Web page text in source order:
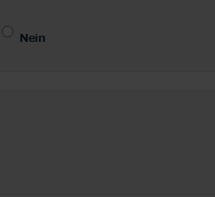
Nein